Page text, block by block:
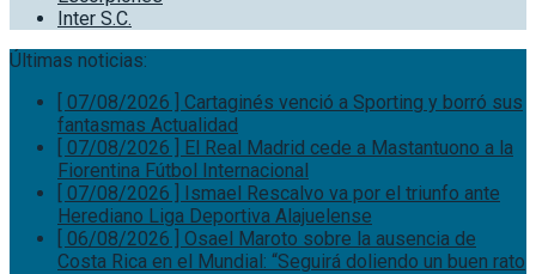
Inter S.C.
Últimas noticias:
[ 07/08/2026 ] Cartaginés venció a Sporting y borró sus
fantasmas Actualidad
[ 07/08/2026 ] El Real Madrid cede a Mastantuono a la
Fiorentina Fútbol Internacional
[ 07/08/2026 ] Ismael Rescalvo va por el triunfo ante
Herediano Liga Deportiva Alajuelense
[ 06/08/2026 ] Osael Maroto sobre la ausencia de
Costa Rica en el Mundial: “Seguirá doliendo un buen rato